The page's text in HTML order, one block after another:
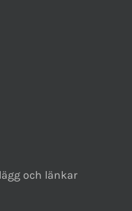
och länkar